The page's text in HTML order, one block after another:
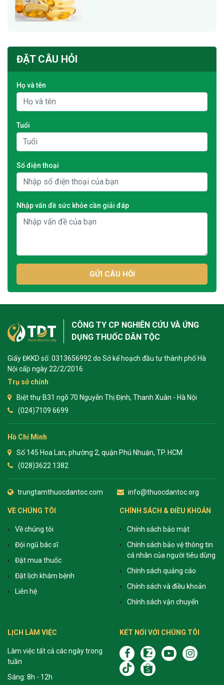
ĐẶT CÂU HỎI
Họ và tên
Tuổi
Số điện thoại
Nhập vấn đề sức khỏe cần giải đáp
GỬI CÂU HỎI
CÔNG TY CP NGHIÊN CỨU VÀ ỨNG
DỤNG THUỐC DÂN TỘC
Giấy ĐKKD số: 0313656992 do Sở kế hoạch đầu tư thành phố Hà
Nội cấp ngày 22/2/2016
Trụ sở chính
Biệt thự B31 ngõ 70 Nguyễn Thị Định, Thanh Xuân - Hà Nội
(024)7109 6699
Hồ Chí Minh
Số 145 Hoa Lan, phường 2, quận Phú Nhuận, TP. HCM
(028)3622 1382
trungtamthuocdantoc.com info@thuocdantoc.org
VỀ CHÚNG TÔI
Về chúng tôi
Đội ngũ bác sĩ
Đặt mua thuốc
Đặt lịch khám bệnh
Liên hệ
CHÍNH SÁCH & ĐIỀU KHOẢN
Chính sách bảo mật
Chính sách bảo vệ thông tin
cá nhân của người tiêu dùng
Chính sách quảng cáo
Chính sách và điều khoản
Chính sách vận chuyển
LỊCH LÀM VIỆC
Làm việc tất cả các ngày trong
tuần
Sáng: 8h - 12h
KẾT NỐI VỚI CHÚNG TÔI